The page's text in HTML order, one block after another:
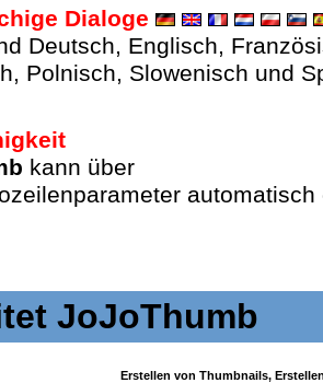
Dialoge
Deutsch, Englisch,
Polnisch, Slowenisch und
kann über
automatisch
JoJoThumb
Erstellen von Thumbnails,